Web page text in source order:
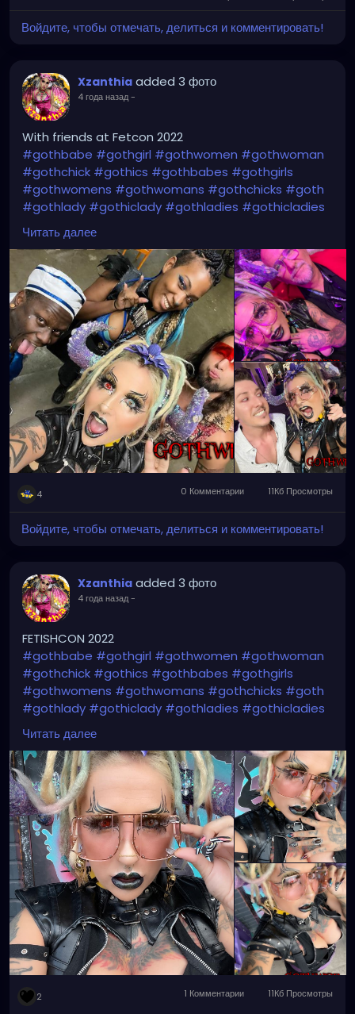
Войдите, чтобы отмечать, делиться и комментировать!
Xzanthia added 3 фото
4 года назад-
With friends at Fetcon 2022
#gothbabe #gothgirl #gothwomen #gothwoman
#gothchick #gothics #gothbabes #gothgirls
#gothwomens #gothwomans #gothchicks #goth
#gothlady #gothiclady #gothladies #gothicladies
#gothicbabe
#gothicwoman
#gothicbeauty#beautifulgoth#beautifulgothic
#dreadheadedbabe#dreadheadz
Читать далее
4 0 Комментарии 11Кб Просмотры
Войдите, чтобы отмечать, делиться и комментировать!
Xzanthia added 3 фото
4 года назад-
FETISHCON 2022
#gothbabe #gothgirl #gothwomen #gothwoman
#gothchick #gothics #gothbabes #gothgirls
#gothwomens #gothwomans #gothchicks #goth
#gothlady #gothiclady #gothladies #gothicladies
#gothicbabe
#gothicwoman
#gothicbeauty#beautifulgoth#beautifulgothic
#dreadheadedbabe
#dreadheadz
Читать далее
2 1 Комментарии 11Кб Просмотры